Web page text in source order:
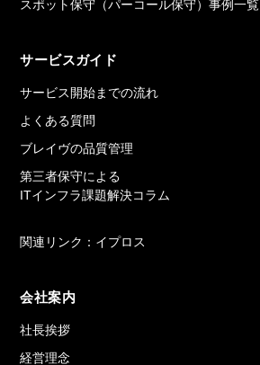
スポット保守（パーコール保守）事例一覧
サービスガイド
サービス開始までの流れ
よくある質問
ブレイヴの品質管理
第三者保守による
ITインフラ課題解決コラム
関連リンク：イプロス
会社案内
社長挨拶
経営理念